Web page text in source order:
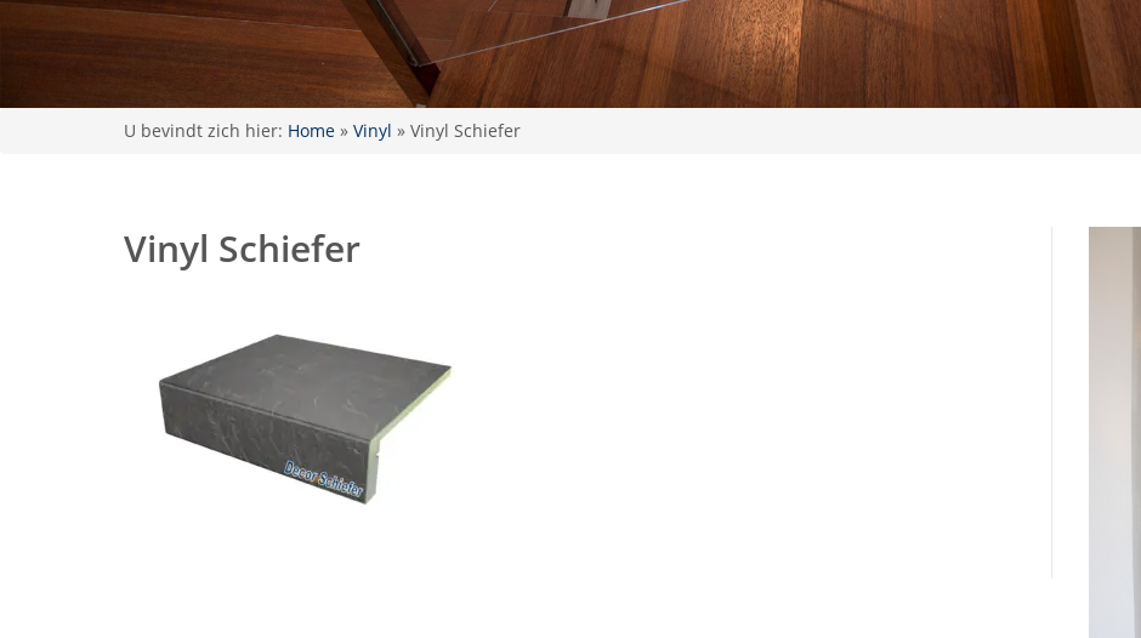
U bevindt zich hier: Home » Vinyl » Vinyl Schiefer
Vinyl Schiefer